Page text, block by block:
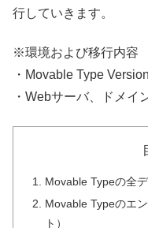
行していきます。
※環境および移行内容
・Movable Type
・Webサーバ、ドメイ
Movable Typeの全
Movable Typeのエ
ト）